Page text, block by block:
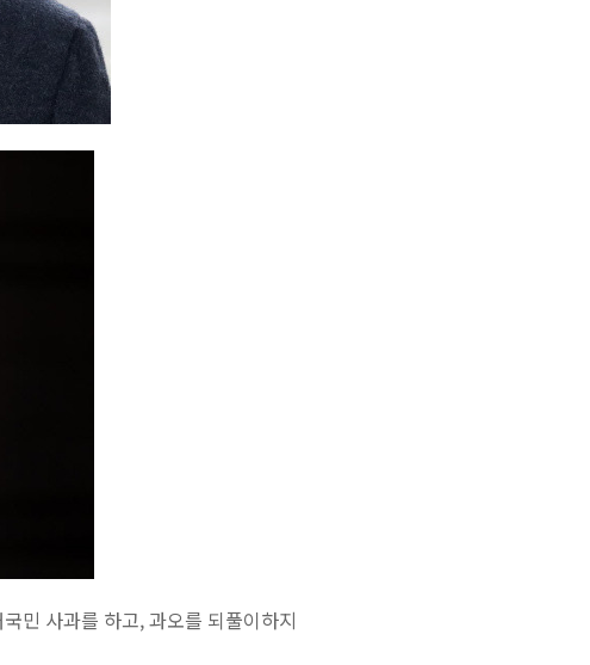
민 사과를 하고, 과오를 되풀이하지